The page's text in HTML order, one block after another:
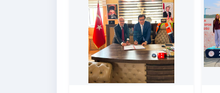
Yolunda Bilim Diplomasisi:
Akademi Lansmanı” programına
katıldı.